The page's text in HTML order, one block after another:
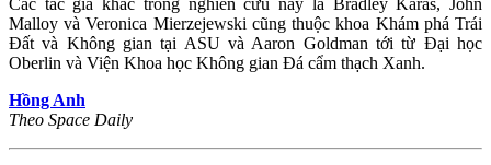
Malloy và Veronica Mierzejewski cũng thuộc khoa Khám phá Trái
Đất và Không gian tại ASU và Aaron Goldman tới từ Đại học
Oberlin và Viện Khoa học Không gian Đá cẩm thạch Xanh.
Hồng Anh
Theo Space Daily